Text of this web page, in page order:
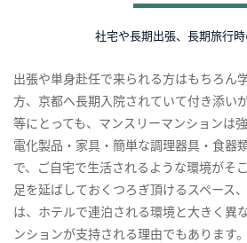
社宅や長期出張、長期旅行時
出張や単身赴任で来られる方はもちろん
方、京都へ長期入院されていて付き添い
等にとっても、マンスリーマンションは強
電化製品・家具・簡単な調理器具・食器
で、ご自宅で生活されるような環境がそ
足を延ばしておくつろぎ頂けるスペース
は、ホテルで連泊される環境と大きく異
ンションが支持される理由でもあります